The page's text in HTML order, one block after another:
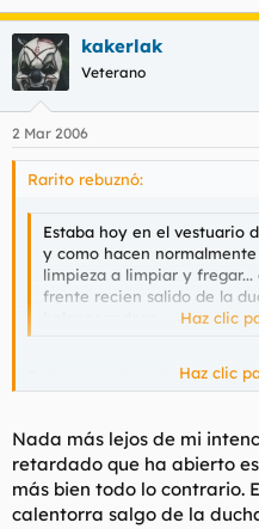
kakerlak
Veterano
2 Mar 2006
Rarito rebuznó:
Estaba hoy en el vestuario
y como hacen
limpieza a limpiar y
frente recien salido de la
Haz clic
Todo el mundo sabe que
ESO se encoje hasta limites
Haz clic
Nada más lejos de mi
retardado que ha abierto
más bien todo lo contrario.
calentorra salgo de la